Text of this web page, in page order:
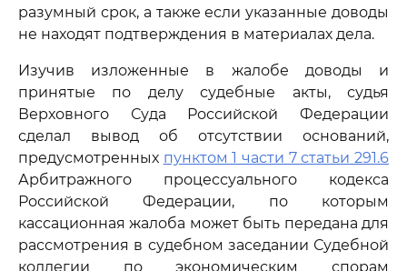
разумный срок, а также если указанные доводы
не находят подтверждения в материалах дела.
Изучив изложенные в жалобе доводы и
принятые по делу судебные акты, судья
Верховного Суда Российской Федерации
сделал вывод об отсутствии оснований,
предусмотренных пунктом 1 части 7 статьи 291.6
Арбитражного процессуального кодекса
Российской Федерации, по которым
кассационная жалоба может быть передана для
рассмотрения в судебном заседании Судебной
коллегии по экономическим спорам